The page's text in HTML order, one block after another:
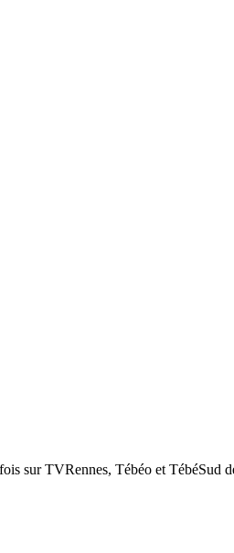
sur TVRennes, Tébéo et TébéSud